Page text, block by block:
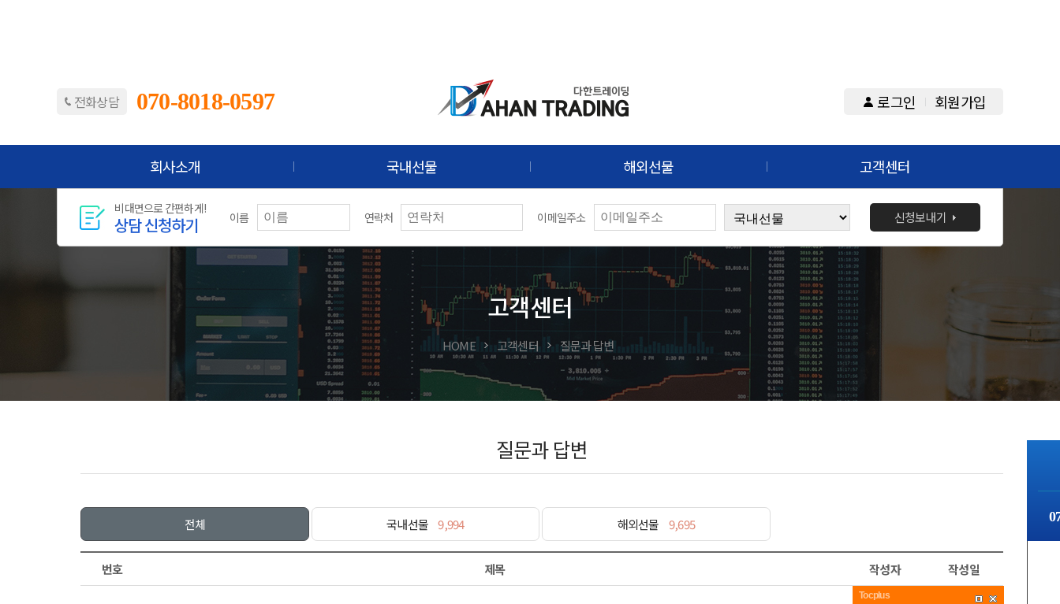
전화상담 070-8018-0597 로그인 회원가입
회사소개 국내선물 해외선물 고객센터
비대면으로 간편하게!
상담 신청하기 이름 연락처 이메일주소 신청보내기
고객센터
HOME 고객센터 질문과 답변
질문과 답변
전체 국내선물 9,994 해외선물 9,695
번호 제목 작성자 작성일
Tocplus